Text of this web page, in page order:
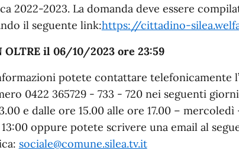
2022-2023. La domanda deve essere
il seguente link:https://cittadino-
OLTRE il 06/10/2023 ore 23:59
potete contattare telefonicamente
0422 365729 - 733 - 720 nei seguenti
e dalle ore 15.00 alle ore 17.00 –
13:00 oppure potete scrivere una email al
sociale@comune.silea.tv.it